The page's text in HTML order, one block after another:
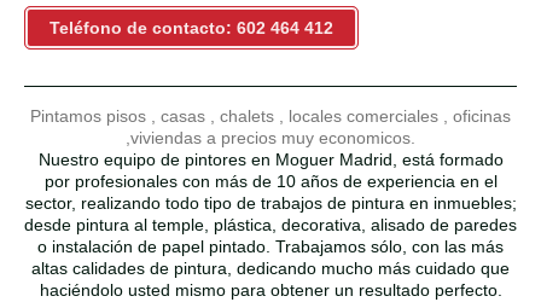
Teléfono de contacto: 602 464 412
Pintamos pisos , casas , chalets , locales comerciales , oficinas
,viviendas a precios muy economicos.
Nuestro equipo de pintores en Moguer Madrid, está formado
por profesionales con más de 10 años de experiencia en el
sector, realizando todo tipo de trabajos de pintura en inmuebles;
desde pintura al temple, plástica, decorativa, alisado de paredes
o instalación de papel pintado. Trabajamos sólo, con las más
altas calidades de pintura, dedicando mucho más cuidado que
haciéndolo usted mismo para obtener un resultado perfecto.